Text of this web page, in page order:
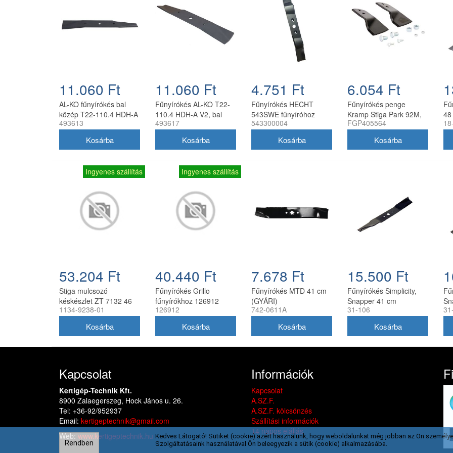
11.060 Ft
AL-KO fűnyírókés bal
közép T22-110.4 HDH-A
V2 40 cm
493613
11.060 Ft
Fűnyírókés AL-KO T22-
110.4 HDH-A V2, bal
oldali, 40 cm
493617
4.751 Ft
Fűnyírókés HECHT
543SWE fűnyíróhoz
2020-21
543300004
6.054 Ft
Fűnyírókés penge
Kramp Stiga Park 92M,
107M, Villa 92M, 107M
FGP405564
Ingyenes szállítás
53.204 Ft
Stiga mulcsozó
késkészlet ZT 7132 46
cm (3 db/csomag) 1134-
1134-9238-01
Ingyenes szállítás
40.440 Ft
Fűnyírókés Grillo
fűnyírókhoz 126912
126912
7.678 Ft
Fűnyírókés MTD 41 cm
(GYÁRI)
742-0611A
15.500 Ft
Fűnyírókés Simplicity,
Snapper 41 cm
(1704856SM)
31-106
Kapcsolat
Kertigép-Technik Kft.
8900 Zalaegerszeg, Hock János u. 26.
Tel: +36-92/952937
Email: kertigeptechnik@gmail.com
Web:www.kertigeptechnik.hu
Információk
Kapcsolat
A.SZ.F.
A.SZ.F. kölcsönzés
Szállítási információk
14 napos elállás
Rendben
Kedves Látogató! Sütiket (cookie) azért használunk, hogy weboldalunkat még jobban az Ön
Szolgáltatásaink használatával Ön beleegyezik a sütik (cookie) alkalmazásába.